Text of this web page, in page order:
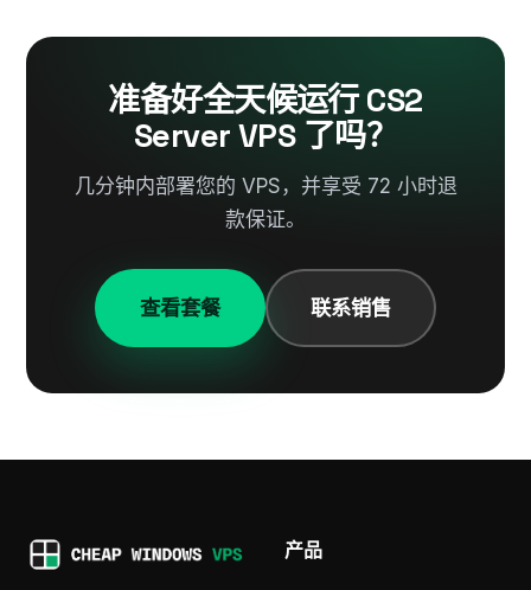
准备好全天候运行 CS2
Server VPS 了吗？
几分钟内部署您的 VPS，并享受 72 小时退
款保证。
查看套餐 联系销售
产品